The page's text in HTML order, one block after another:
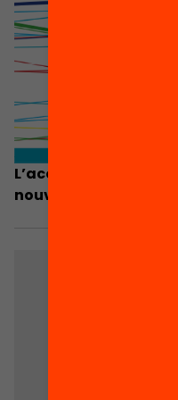
L’acollida.
nouvingut